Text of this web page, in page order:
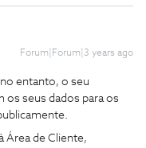
Forum|Forum|3 years ago
entanto, o seu
seus dados para os
Área de Cliente,